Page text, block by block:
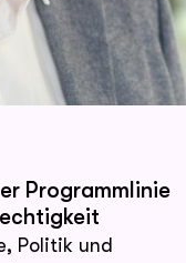
Programmlinie
Politik und